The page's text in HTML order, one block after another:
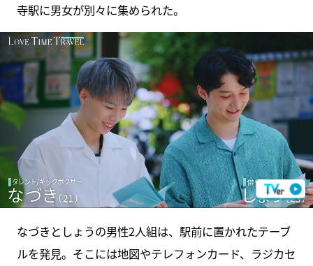
寺駅に男女が別々に集められた。
なづきとしょうの男性2人組は、駅前に置かれたテーブ
ルを発見。そこには地図やテレフォンカード、ラジカセ